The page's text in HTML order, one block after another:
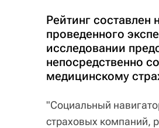
Рейтинг составлен
проведенного
исследовании
непосредственно
медицинскому
"Социальный
страховых компаний,